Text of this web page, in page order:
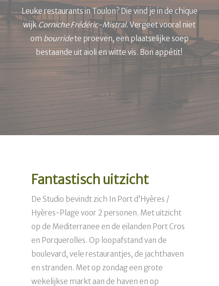
Leuke restaurants in Toulon? Die vind je in de chique
wijkCorniche Frédéric-Mistral.Vergeet vooral niet
om bourridete proeven, een plaatselijke soep
bestaande uit aioli en witte vis. Bon appétit!
Fantastisch uitzicht
De Studio bevindt zich In Port d’Hyères /
Hyères-Plage voor 2 personen. Met uitzicht
op de Mediterranee en de eilanden Port Cros
en Porquerolles. Op loopafstand van de
boulevard, vele restaurantjes, de jachthaven
en stranden. Met op zondag een grote
wekelijkse markt aan de haven en op